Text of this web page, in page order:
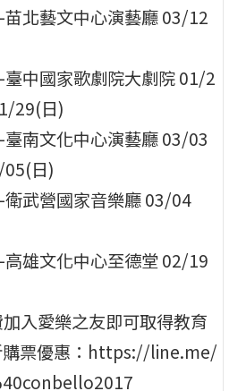
苗北藝文中心演藝廳 03/12
臺中國家歌劇院大劇院 01/2
29(日)
臺南文化中心演藝廳 03/03
日)
衛武營國家音樂廳 03/04
高雄文化中心至德堂 02/19
入愛樂之友即可取得教育
購票優惠：https://line.me/